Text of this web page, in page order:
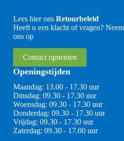
Lees hier ons Retourbeleid
Heeft u een klacht of vragen?
ons op
Contact opnemen
Openingstijden
Maandag: 13.00 - 17.30 uur
Dinsdag: 09.30 - 17.30 uur
Woensdag: 09.30 - 17.30 uur
Donderdag: 09.30 - 17.30 uur
Vrijdag: 09.30 - 17.30 uur
Zaterdag: 09.30 - 17.00 uur